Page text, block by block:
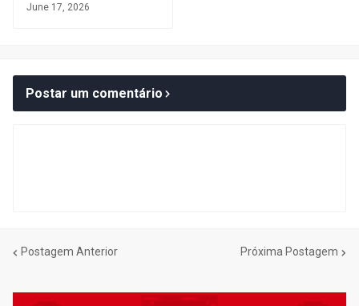
June 17, 2026
Postar um comentário
Postagem Anterior Próxima Postagem